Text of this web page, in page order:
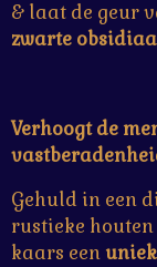
& laat de geur
zwarte
Verhoogt de
Gehuld in een
rustieke
kaars een